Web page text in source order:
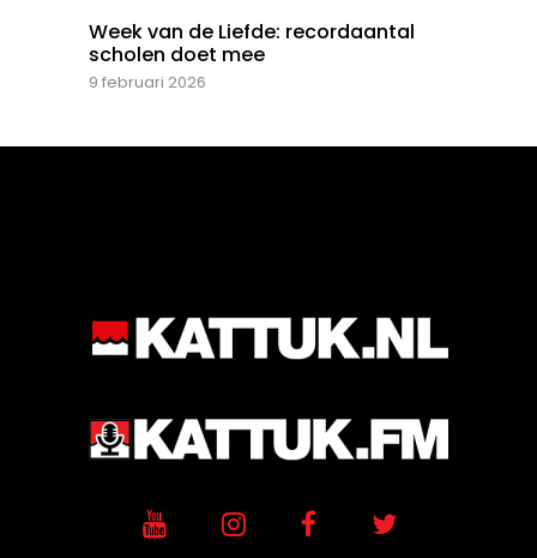
Week van de Liefde: recordaantal
scholen doet mee
9 februari 2026